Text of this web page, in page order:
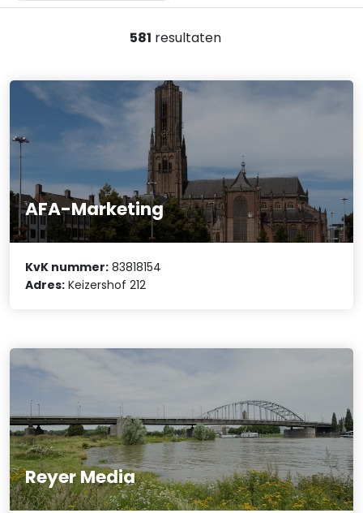
581 resultaten
AFA-Marketing
KvK nummer: 83818154
Adres: Keizershof 212
Reyer Media